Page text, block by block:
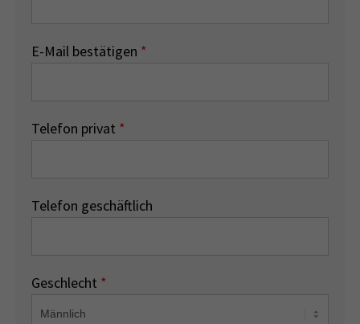
E-Mail bestätigen *
Telefon privat *
Telefon geschäftlich
Geschlecht *